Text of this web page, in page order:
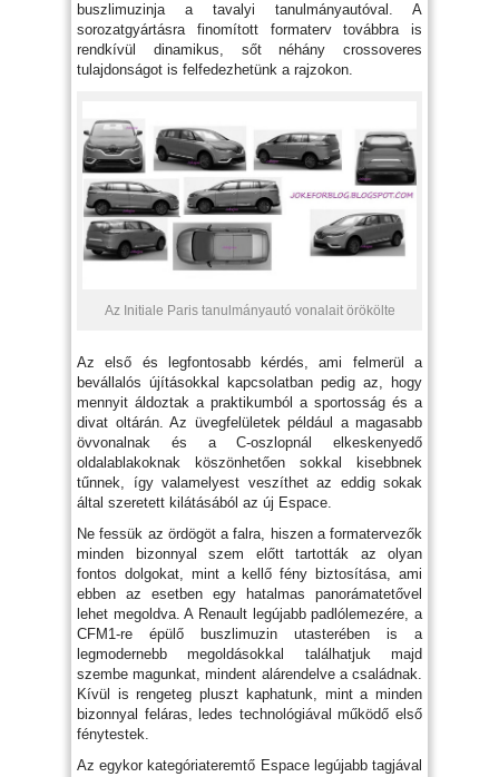
buszlimuzinja a tavalyi tanulmányautóval. A
sorozatgyártásra finomított formaterv továbbra is
rendkívül dinamikus, sőt néhány crossoveres
tulajdonságot is felfedezhetünk a rajzokon.
Az Initiale Paris tanulmányautó vonalait örökölte
Az első és legfontosabb kérdés, ami felmerül a
bevállalós újításokkal kapcsolatban pedig az, hogy
mennyit áldoztak a praktikumból a sportosság és a
divat oltárán. Az üvegfelületek például a magasabb
övvonalnak és a C-oszlopnál elkeskenyedő
oldalablakoknak köszönhetően sokkal kisebbnek
tűnnek, így valamelyest veszíthet az eddig sokak
által szeretett kilátásából az új Espace.
Ne fessük az ördögöt a falra, hiszen a formatervezők
minden bizonnyal szem előtt tartották az olyan
fontos dolgokat, mint a kellő fény biztosítása, ami
ebben az esetben egy hatalmas panorámatetővel
lehet megoldva. A Renault legújabb padlólemezére, a
CFM1-re épülő buszlimuzin utasterében is a
legmodernebb megoldásokkal találhatjuk majd
szembe magunkat, mindent alárendelve a családnak.
Kívül is rengeteg pluszt kaphatunk, mint a minden
bizonnyal feláras, ledes technológiával működő első
fénytestek.
Az egykor kategóriateremtő Espace legújabb tagjával